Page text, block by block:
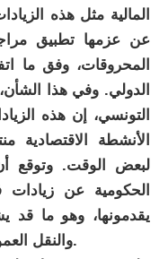
المالية مثل هذه
المحروقات، وفق ما
الدولي. وفي هذا
التونسي، إن هذه
الأنشطة الاقتصادية
لبعض الوقت. وتوقع
الحكومية عن
يقدمونها، وهو ما قد
والنقل العمومي (القطارات والمترو والحافلات).